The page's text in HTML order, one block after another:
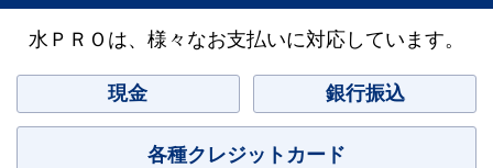
水ＰＲＯは、様々なお支払いに対応しています。
現金 銀行振込
各種クレジットカード